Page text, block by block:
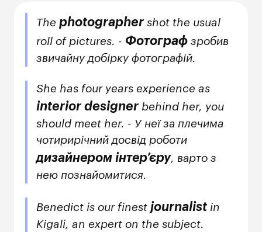
Thephotographer shot the usual
roll of pictures. - Фотограф зробив
звичайну добірку фотографій.
She has four years experience as
interior designer behind her, you
should meet her. - У неї за плечима
чотирирічний досвід роботи
дизайнером інтер’єру, варто з
нею познайомитися.
Benedict is our finestjournalistin
Kigali, an expert on the subject.